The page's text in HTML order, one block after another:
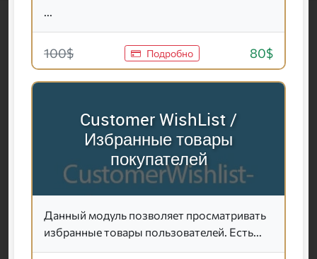
...
100$ Подробно 80$
Customer WishList /
Избранные товары
покупателей
Данный модуль позволяет просматривать
избранные товары пользователей. Есть...